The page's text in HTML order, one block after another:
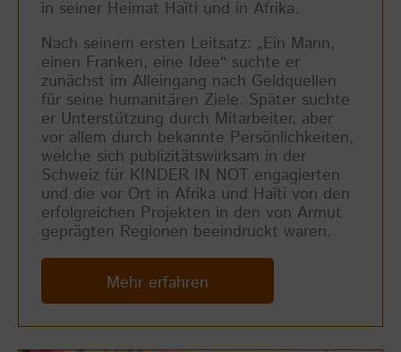
in seiner Heimat Haïti und in Afrika.
Nach seinem ersten Leitsatz: „Ein Mann,
einen Franken, eine Idee“ suchte er
zunächst im Alleingang nach Geldquellen
für seine humanitären Ziele. Später suchte
er Unterstützung durch Mitarbeiter, aber
vor allem durch bekannte Persönlichkeiten,
welche sich publizitätswirksam in der
Schweiz für KINDER IN NOT engagierten
und die vor Ort in Afrika und Haïti von den
erfolgreichen Projekten in den von Armut
geprägten Regionen beeindruckt waren.
Mehr erfahren